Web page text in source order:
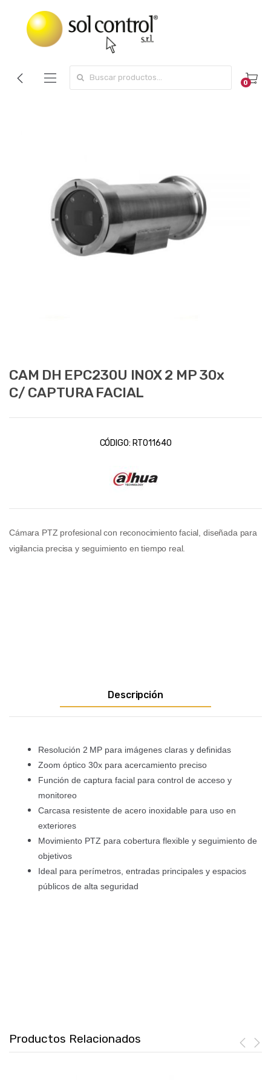
0
CAM DH EPC230U INOX 2 MP 30x
C/ CAPTURA FACIAL
CÓDIGO: RT011640
Cámara PTZ profesional con reconocimiento facial, diseñada para
vigilancia precisa y seguimiento en tiempo real.
Descripción
Resolución 2 MP para imágenes claras y definidas
Zoom óptico 30x para acercamiento preciso
Función de captura facial para control de acceso y
monitoreo
Carcasa resistente de acero inoxidable para uso en
exteriores
Movimiento PTZ para cobertura flexible y seguimiento de
objetivos
Ideal para perímetros, entradas principales y espacios
públicos de alta seguridad
Productos Relacionados